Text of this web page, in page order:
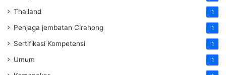
Thailand 1
Penjaga jembatan Cirahong 1
Sertifikasi Kompetensi 1
Umum 1